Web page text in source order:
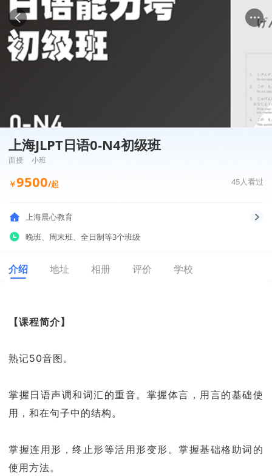
上海JLPT日语0-N4初级班
面授 小班
￥9500/起 45人看过
上海晨心教育
晚班
周末班 全日制等3个班级
介绍 地址 相册 评价 学校
【课程简介】
熟记50音图。
掌握日语声调和词汇的重音。掌握体言，用言的基础使
用，和在句子中的结构。
掌握连用形，终止形等活用形变形。掌握基础格助词的
使用方法。